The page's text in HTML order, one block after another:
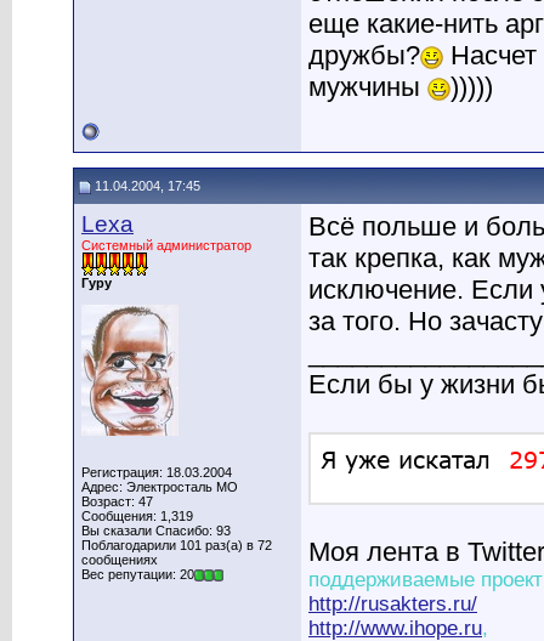
еще какие-нить
дружбы?
мужчины
)))))
11.04.2004, 17:45
Lexa
Системный администратор
Гуру
Регистрация: 18.03.2004
Адрес: Электросталь МО
Возраст: 47
Сообщения: 1,319
Вы сказали Спасибо: 93
Поблагодарили 101 раз(а) в 72
сообщениях
Вес репутации: 20
Всё польше и
так крепка, как
исключение. Если
за того. Но
Если бы у жизни
Моя лента в
поддерживаемые
http://rusakters.ru/
http://www.ihope.ru,